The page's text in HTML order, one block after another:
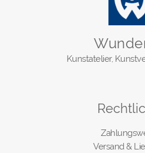
Kunstatelier,
Versand &